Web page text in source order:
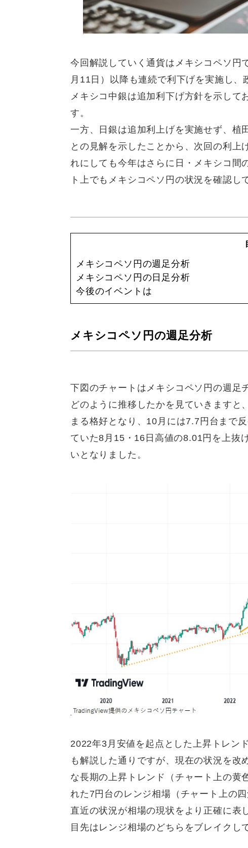
今回解説していく通貨はメキシコペソ円
月11日）以降も連続で利下げを実施し、
メキシコ中銀は追加利下げ方針を示して
す。
一方、日銀は追加利上げを実施せず、植
との見解を示したことから、次回の利上
れにしても今年はさらに日・メキシコ間
ト上でもメキシコペソ円の状況を確認し
メキシコペソ円の週足分析
メキシコペソ円の日足分析
今後のイベントは
メキシコペソ円の週足分析
下図のチャートはメキシコペソ円の週足
どのように推移したかを見ていきます
まる格好となり、10月には7.7円台まで
ていた8月15・16日高値の8.01円を上抜
いとなりました。
2022年3月安値を起点とした上昇トレン
も解説した通りですが、現在の状況を
な長期の上昇トレンド（チャート上の黄
れた7円台のレンジ相場（チャート上の
直近の状況が相場の現状をより正確に表
目先はレンジ相場のどちらをブレイクし